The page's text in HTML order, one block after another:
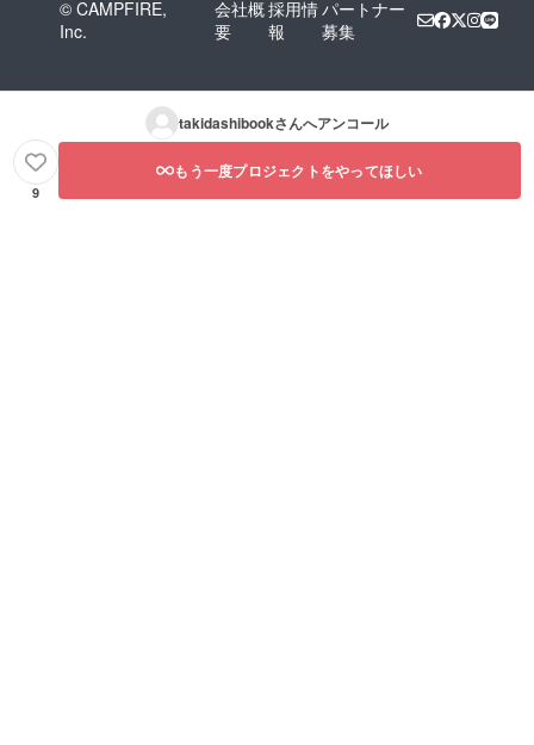
© CAMPFIRE,
Inc.
会社概
要
採用情
報
パートナー
募集
takidashibookさんへアンコール
9
もう一度プロジェクトをやってほしい